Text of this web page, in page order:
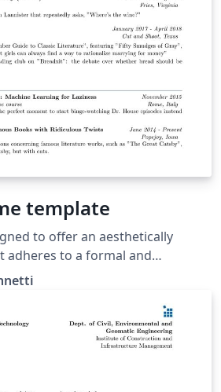
template
to offer an aesthetically
adheres to a formal and
it suitable for applications to
Navy blue has been chosen
align with these objectives. The
and annotated, allowing users
the template's content is meant